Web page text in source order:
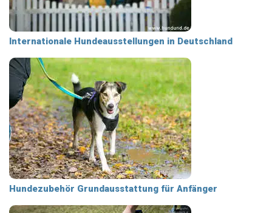
Internationale Hundeausstellungen in Deutschland
Hundezubehör Grundausstattung für Anfänger